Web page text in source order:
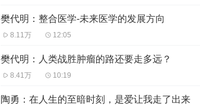
樊代明：整合医学-未来医学的发展方向
8.11万 12:05
樊代明：人类战胜肿瘤的路还要走多远？
8.41万 10:19
陶勇：在人生的至暗时刻，是爱让我走了出来